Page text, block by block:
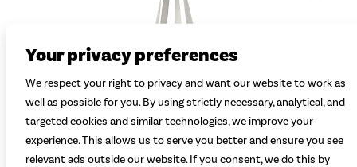
Your privacy preferences
We respect your right to privacy and want our website to work as
well as possible for you. By using strictly necessary, analytical, and
targeted cookies and similar technologies, we improve your
experience. This allows us to serve you better and ensure you see
relevant ads outside our website. If you consent, we do this by